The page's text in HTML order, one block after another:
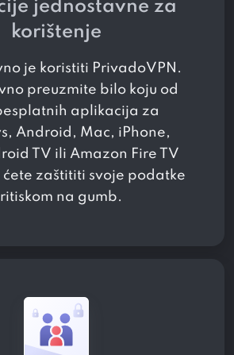
jednostavne za
korištenje
je koristiti PrivadoVPN.
preuzmite bilo koju od
aplikacija za
Android, Mac, iPhone,
TV ili Amazon Fire TV
ćete zaštititi svoje podatke
na gumb.